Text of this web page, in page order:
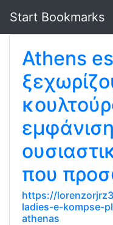
Start Bookmarks
Athens
που
https://
ladies-e-kompse-
athenas